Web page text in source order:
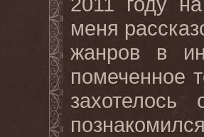
меня
жанров в
помеченное